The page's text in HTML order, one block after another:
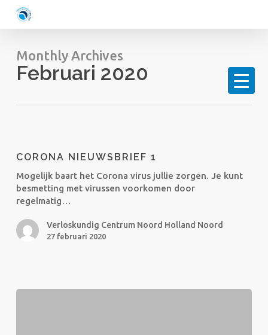
main
Monthly Archives
Februari 2020
1
CORONA NIEUWSBRIEF 1
Mogelijk baart het Corona virus jullie zorgen. Je kunt
besmetting met virussen voorkomen door
regelmatig…
Verloskundig Centrum Noord Holland Noord
27 februari 2020